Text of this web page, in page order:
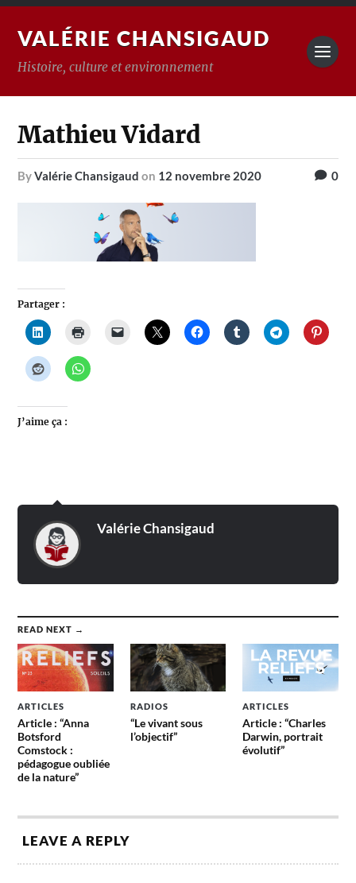
VALÉRIE CHANSIGAUD
Histoire, culture et environnement
Mathieu Vidard
byValérie Chansigaud on 12 novembre 2020 0
Partager :
J’aime ça :
Valérie Chansigaud
READ NEXT →
ARTICLES
Article : “Anna
Botsford
Comstock :
pédagogue oubliée
de la nature”
RADIOS
“Le vivant sous
l’objectif”
ARTICLES
Article : “Charles
Darwin, portrait
évolutif”
LEAVE A REPLY